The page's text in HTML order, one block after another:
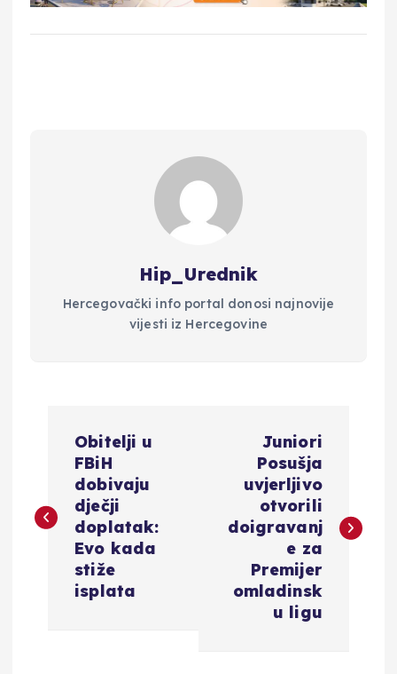
Hip_Urednik
Hercegovački info portal donosi najnovije
vijesti iz Hercegovine
v
Obitelji u
FBiH
dobivaju
dječji
doplatak:
Evo kada
stiže
isplata
Juniori
Posušja
uvjerljivo
otvorili
doigravanj
e za
Premijer
omladinsk
u ligu